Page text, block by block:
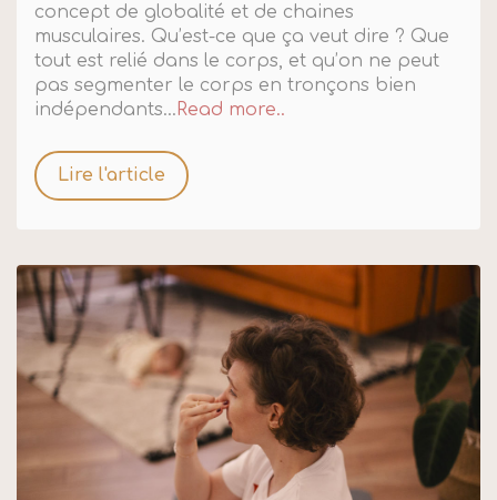
concept de globalité et de chaines
musculaires. Qu’est-ce que ça veut dire ? Que
tout est relié dans le corps, et qu’on ne peut
pas segmenter le corps en tronçons bien
indépendants... Read more..
Lire l'article